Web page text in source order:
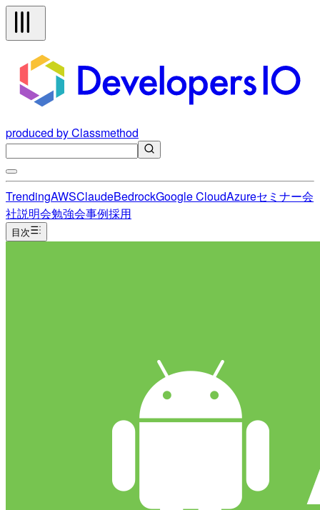
produced by Classmethod
TrendingAWSClaudeBedrockGoogle CloudAzureセミナー会
社説明会勉強会事例採用
目次